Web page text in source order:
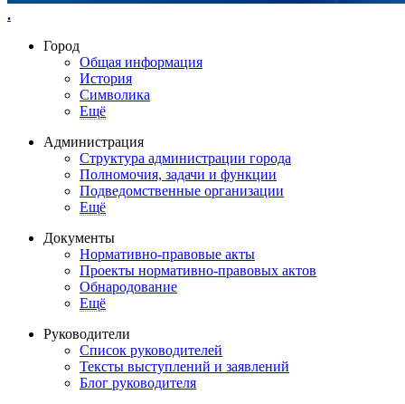
.
Город
Общая информация
История
Символика
Ещё
Администрация
Структура администрации города
Полномочия, задачи и функции
Подведомственные организации
Ещё
Документы
Нормативно-правовые акты
Проекты нормативно-правовых актов
Обнародование
Ещё
Руководители
Список руководителей
Тексты выступлений и заявлений
Блог руководителя